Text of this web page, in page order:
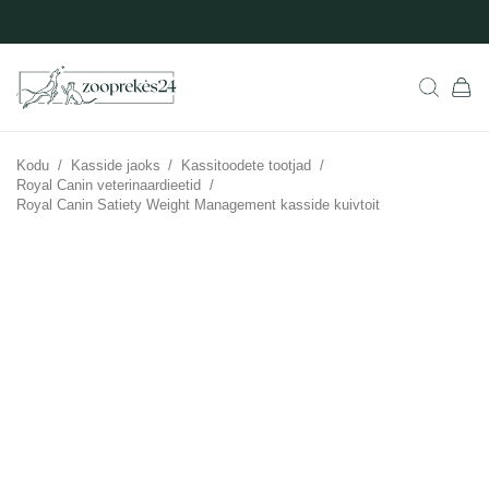
Kodu / Kasside jaoks / Kassitoodete tootjad /
Royal Canin veterinaardieetid /
Royal Canin Satiety Weight Management kasside kuivtoit